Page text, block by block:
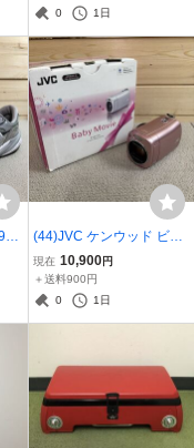
5-200 28.5cm 全天候型 ト
0
1日
(44)JVC ケンウッド ビデ
オカメラ GZ-N1-P everio
ピンク エブリオ 079A072
4 Baby Movie 2014年製
現在 10,900円
＋送料900円
0
1日